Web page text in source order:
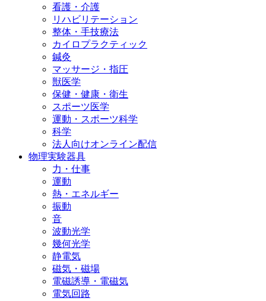
看護・介護
リハビリテーション
整体・手技療法
カイロプラクティック
鍼灸
マッサージ・指圧
獣医学
保健・健康・衛生
スポーツ医学
運動・スポーツ科学
科学
法人向けオンライン配信
物理実験器具
力・仕事
運動
熱・エネルギー
振動
音
波動光学
幾何光学
静電気
磁気・磁場
電磁誘導・電磁気
電気回路